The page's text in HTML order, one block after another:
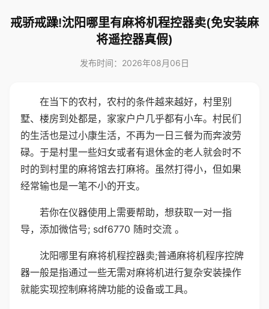
戒骄戒躁!沈阳哪里有麻将机程控器卖(免安装麻
将遥控器真假)
发布时间：2026年08月06日
在当下的农村，农村的条件越来越好，村里别
墅、楼房到处都是，家家户户几乎都有小车。村民们
的生活也是过小康生活，不再为一日三餐为而奔波劳
碌。于是村里一些妇女或者有退休金的老人就会时不
时的到村里的麻将馆去打麻将。虽然打得小，但如果
经常输也是一笔不小的开支。
若你在仪器使用上需要帮助，想获取一对一指
导，添加微信号; sdf6770 随时交流 。
沈阳哪里有麻将机程控器卖;普通麻将机程序控牌
器一般是指通过一些无需对麻将机进行复杂安装操作
就能实现控制麻将牌功能的设备或工具。